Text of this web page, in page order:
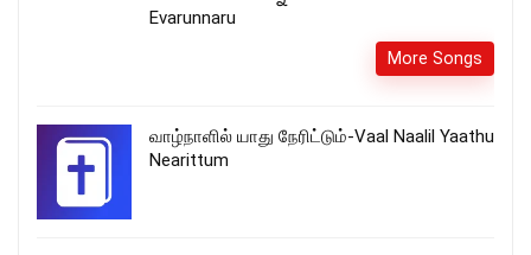
Evarunnaru
More Songs
வாழ்நாளில் யாது நேரிட்டும்-Vaal Naalil Yaathu
Nearittum